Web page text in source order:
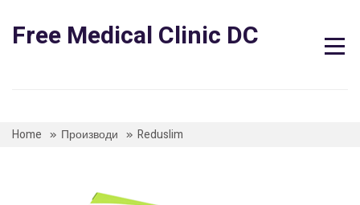
content
Free Medical Clinic DC
Home Производи Reduslim